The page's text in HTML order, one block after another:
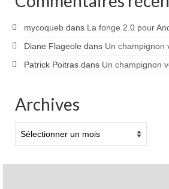
mycoqueb dans La fonge 2.0 pour
Diane Flageole dans Un champignon
Patrick Poitras dans Un champignon
Archives